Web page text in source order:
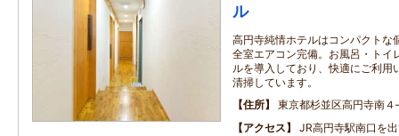
ル
高円寺純情ホテルはコンパクトな
全室エアコン完備。お風呂・トイ
ルを導入しており、快適にご利用
清掃しています。
住所
東京都杉並区高円寺南
アクセス
JR高円寺駅南口を